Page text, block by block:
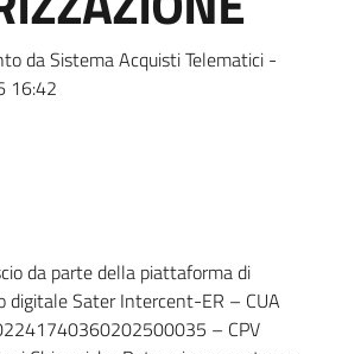
da Sistema Acquisti Telematici -
16:42
da parte della piattaforma di
digitale Sater Intercent-ER – CUA
– CPV